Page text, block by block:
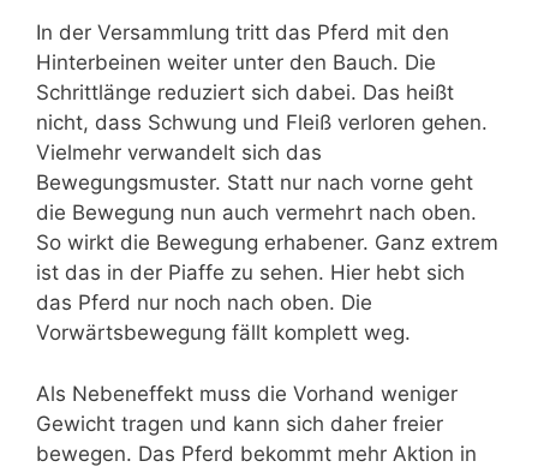
In der Versammlung tritt das Pferd mit den
Hinterbeinen weiter unter den Bauch. Die
Schrittlänge reduziert sich dabei. Das heißt
nicht, dass Schwung und Fleiß verloren gehen.
Vielmehr verwandelt sich das
Bewegungsmuster. Statt nur nach vorne geht
die Bewegung nun auch vermehrt nach oben.
So wirkt die Bewegung erhabener. Ganz extrem
ist das in der Piaffe zu sehen. Hier hebt sich
das Pferd nur noch nach oben. Die
Vorwärtsbewegung fällt komplett weg.
Als Nebeneffekt muss die Vorhand weniger
Gewicht tragen und kann sich daher freier
bewegen. Das Pferd bekommt mehr Aktion in